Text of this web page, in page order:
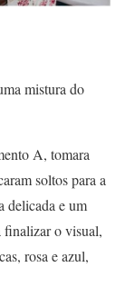
mistura do
A, tomara
soltos para a
delicada e um
finalizar o visual,
rosa e azul,